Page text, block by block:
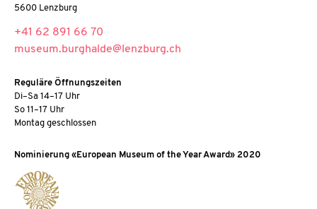
5600 Lenzburg
+41 62 891 66 70
museum.burghalde@lenzburg.ch
Reguläre Öffnungszeiten
Di–Sa 14–17 Uhr
So 11–17 Uhr
Montag geschlossen
Nominierung «European Museum of the Year Award» 2020